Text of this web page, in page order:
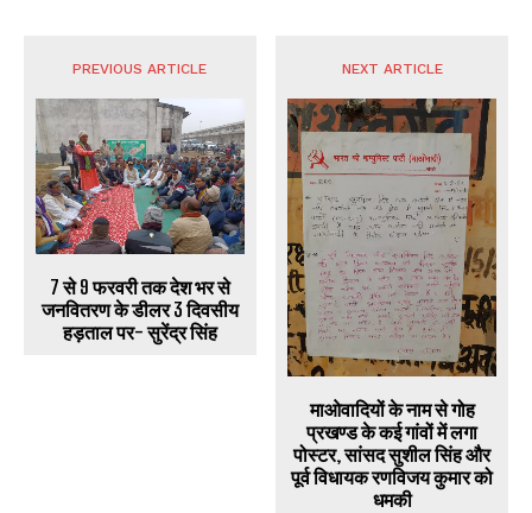
PREVIOUS ARTICLE
7 से 9 फरवरी तक देश भर से
जनवितरण के डीलर 3 दिवसीय
हड़ताल पर- सुरेंद्र सिंह
NEXT ARTICLE
माओवादियों के नाम से गोह
प्रखण्ड के कई गांवों में लगा
पोस्टर, सांसद सुशील सिंह और
पूर्व विधायक रणविजय कुमार को
धमकी